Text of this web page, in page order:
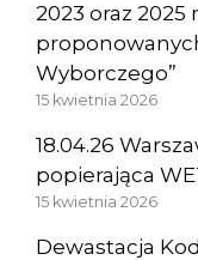
2023 oraz
Wyborczego”
15 kwietnia 2026
18.04.26
popierająca
15 kwietnia 2026
Dewastacja